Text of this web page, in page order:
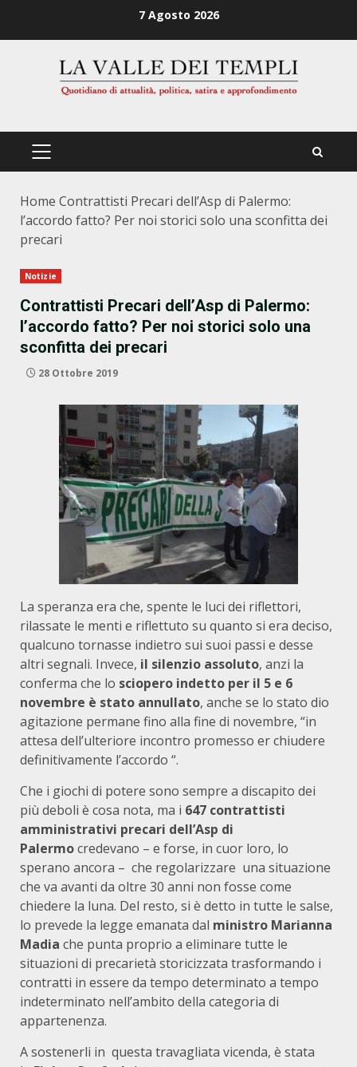
7 Agosto 2026
PRIMÄRES
Home Contrattisti Precari dell’Asp di Palermo:
l’accordo fatto? Per noi storici solo una sconfitta dei
precari
Notizie
Contrattisti Precari dell’Asp di Palermo:
l’accordo fatto? Per noi storici solo una
sconfitta dei precari
28 Ottobre 2019
La speranza era che, spente le luci dei riflettori,
rilassate le menti e riflettuto su quanto si era deciso,
qualcuno tornasse indietro sui suoi passi e desse
altri segnali. Invece, il silenzio assoluto, anzi la
conferma che lo sciopero indetto per il 5 e 6
novembre è stato annullato, anche se lo stato dio
agitazione permane fino alla fine di novembre, “in
attesa dell’ulteriore incontro promesso er chiudere
definitivamente l’accordo “.
Che i giochi di potere sono sempre a discapito dei
più deboli è cosa nota, ma i 647 contrattisti
amministrativi precari dell’Asp di
Palermocredevano – e forse, in cuor loro, lo
sperano ancora – che regolarizzare una situazione
che va avanti da oltre 30 anni non fosse come
chiedere la luna. Del resto, si è detto in tutte le salse,
lo prevede la legge emanata dal ministro Marianna
Madia che punta proprio a eliminare tutte le
situazioni di precarietà storicizzata trasformando i
contratti in essere da tempo determinato a tempo
indeterminato nell’ambito della categoria di
appartenenza.
A sostenerli in questa travagliata vicenda, è stata